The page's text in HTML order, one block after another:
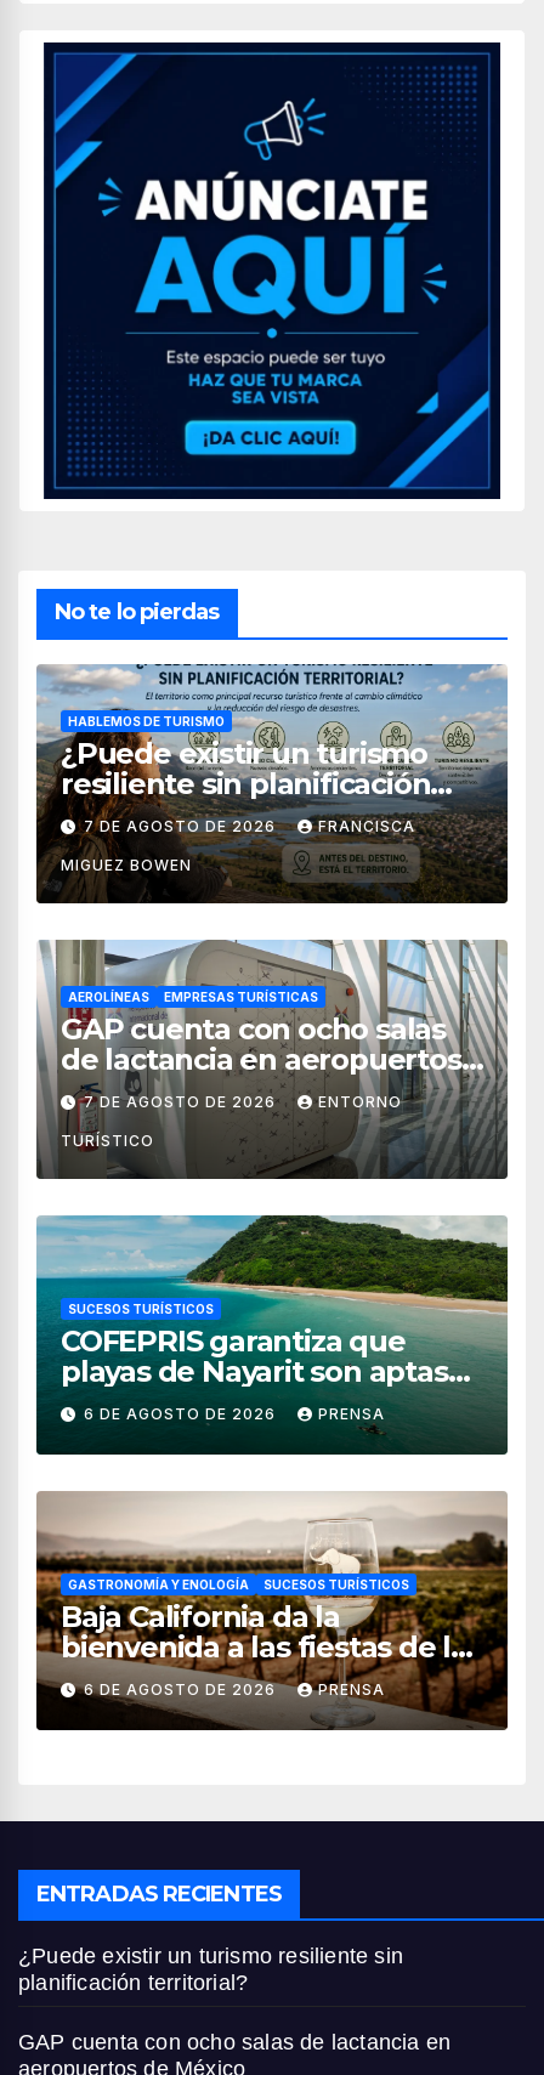
No te lo pierdas
HABLEMOS DE TURISMO
¿Puede existir un turismo
resiliente sin planificación
territorial?
7 DE AGOSTO DE 2026 FRANCISCA
MIGUEZ BOWEN
AEROLÍNEAS EMPRESAS TURÍSTICAS
GAP cuenta con ocho salas
de lactancia en aeropuertos
de México
7 DE AGOSTO DE 2026 ENTORNO
TURÍSTICO
SUCESOS TURÍSTICOS
COFEPRIS garantiza que
playas de Nayarit son aptas
para uso recreativo
6 DE AGOSTO DE 2026 PRENSA
GASTRONOMÍA Y ENOLOGÍA SUCESOS TURÍSTICOS
Baja California da la
bienvenida a las fiestas de la
vendimia 2026
6 DE AGOSTO DE 2026 PRENSA
ENTRADAS RECIENTES
¿Puede existir un turismo resiliente sin
planificación territorial?
GAP cuenta con ocho salas de lactancia en
aeropuertos de México